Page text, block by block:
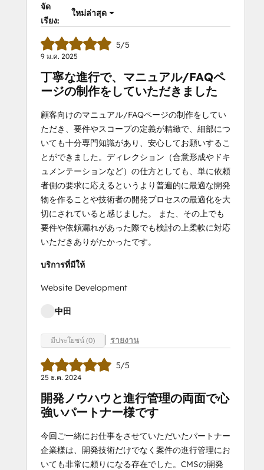
จัด
เรียง:
ใหม่ล่าสุด
5/5
9 ม.ค. 2025
丁寧な進行で、マニュアル/FAQペ
ージの制作をしていただきました
顧客向けのマニュアル/FAQページの制作をしてい
ただき、要件やスコープの定義が精緻で、細部につ
いても十分専門知識があり、安心してお願いするこ
とができました。ディレクション（合意形成やドキ
ュメンテーションなど）の仕方としても、単に依頼
者側の要求に応えるというより普遍的に最適な開発
物を作ることや技術者の開発プロセスの最適化を大
切にされていると感じました。 また、その上でも
要件や依頼漏れがあった際でも検討の上柔軟に対応
いただきありがたかったです。
บริการที่มีให้
Website Development
中田
มีประโยชน์ (0) รายงาน
5/5
25 ธ.ค. 2024
開発ノウハウと進行管理の両面で心
強いパートナー様です
今回ご一緒にお仕事をさせていただいたパートナー
企業様は、開発技術だけでなく案件の進行管理にお
いても非常に頼りになる存在でした。CMSの開発